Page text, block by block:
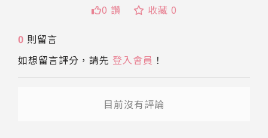
0 讚 收藏 0
0 則留言
如想留言評分，請先 登入會員 ！
目前沒有評論